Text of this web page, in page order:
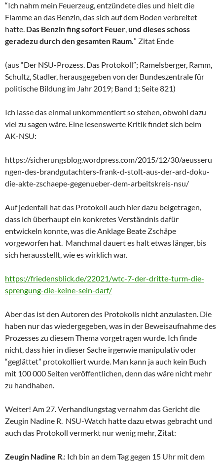
“Ich nahm mein Feuerzeug, entzündete dies und hielt die
Flamme an das Benzin, das sich auf dem Boden verbreitet
hatte. Das Benzin fing sofort Feuer,und dieses schoss
geradezu durch den gesamten Raum.” Zitat Ende
(aus “Der NSU-Prozess. Das Protokoll”; Ramelsberger, Ramm,
Schultz, Stadler, herausgegeben von der Bundeszentrale für
politische Bildung im Jahr 2019; Band 1; Seite 821)
Ich lasse das einmal unkommentiert so stehen, obwohl dazu
viel zu sagen wäre. Eine lesenswerte Kritik findet sich beim
AK-NSU:
https://sicherungsblog.wordpress.com/2015/12/30/aeusseru
ngen-des-brandgutachters-frank-d-stolt-aus-der-ard-doku-
die-akte-zschaepe-gegenueber-dem-arbeitskreis-nsu/
Auf jedenfall hat das Protokoll auch hier dazu beigetragen,
dass ich überhaupt ein konkretes Verständnis dafür
entwickeln konnte, was die Anklage Beate Zschäpe
vorgeworfen hat. Manchmal dauert es halt etwas länger, bis
sich herausstellt, wie es wirklich war.
https://friedensblick.de/22021/wtc-7-der-dritte-turm-die-
sprengung-die-keine-sein-darf/
Aber das ist den Autoren des Protokolls nicht anzulasten. Die
haben nur das wiedergegeben, was in der Beweisaufnahme des
Prozesses zu diesem Thema vorgetragen wurde. Ich finde
nicht, dass hier in dieser Sache irgenwie manipulativ oder
“geglättet” protokolliert wurde. Man kann ja auch kein Buch
mit 100 000 Seiten veröffentlichen, denn das wäre nicht mehr
zu handhaben.
Weiter! Am 27. Verhandlungstag vernahm das Gericht die
Zeugin Nadine R. NSU-Watch hatte dazu etwas gebracht und
auch das Protokoll vermerkt nur wenig mehr, Zitat:
Zeugin Nadine R.: Ich bin an dem Tag gegen 15 Uhr mit dem